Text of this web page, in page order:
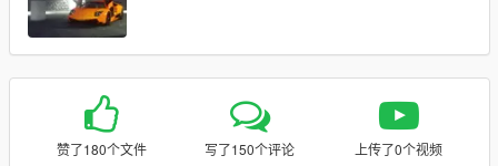
赞了180个文件 写了150个评论 上传了0个视频